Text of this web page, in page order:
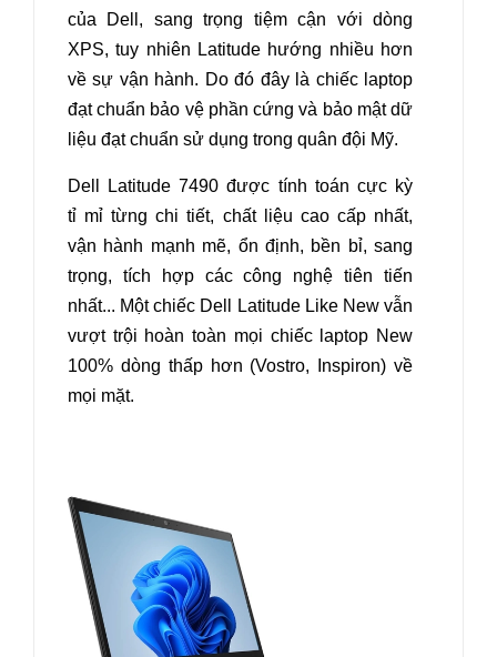
của Dell, sang trọng tiệm cận với dòng
XPS, tuy nhiên Latitude hướng nhiều hơn
về sự vận hành. Do đó đây là chiếc laptop
đạt chuẩn bảo vệ phần cứng và bảo mật dữ
liệu đạt chuẩn sử dụng trong quân đội Mỹ.
Dell Latitude 7490 được tính toán cực kỳ
tỉ mỉ từng chi tiết, chất liệu cao cấp nhất,
vận hành mạnh mẽ, ổn định, bền bỉ, sang
trọng, tích hợp các công nghệ tiên tiến
nhất... Một chiếc Dell Latitude Like New vẫn
vượt trội hoàn toàn mọi chiếc laptop New
100% dòng thấp hơn (Vostro, Inspiron) về
mọi mặt.